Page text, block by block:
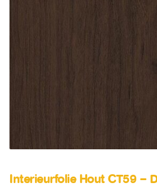
Interieurfolie Hout CT59 –